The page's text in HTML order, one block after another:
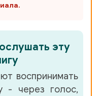
эту
воспринимать
- через голос,